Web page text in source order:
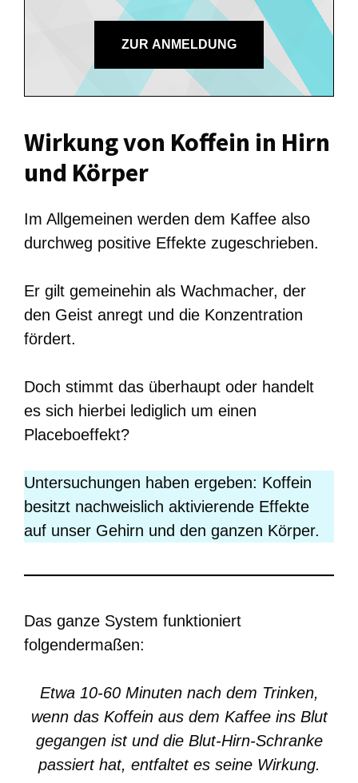
ZUR ANMELDUNG
Wirkung von Koffein in Hirn
und Körper
Im Allgemeinen werden dem Kaffee also
durchweg positive Effekte zugeschrieben.
Er gilt gemeinehin als Wachmacher, der
den Geist anregt und die Konzentration
fördert.
Doch stimmt das überhaupt oder handelt
es sich hierbei lediglich um einen
Placeboeffekt?
Untersuchungen haben ergeben: Koffein
besitzt nachweislich aktivierende Effekte
auf unser Gehirn und den ganzen Körper.
Das ganze System funktioniert
folgendermaßen:
Etwa 10-60 Minuten nach dem Trinken,
wenn das Koffein aus dem Kaffee ins Blut
gegangen ist und die Blut-Hirn-Schranke
passiert hat, entfaltet es seine Wirkung.